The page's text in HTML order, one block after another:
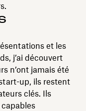
et les
j’ai découvert
n’ont jamais été
up, ils restent
clés. Ils